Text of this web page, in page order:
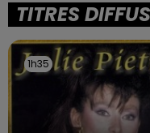
TITRES
1h35
1h35